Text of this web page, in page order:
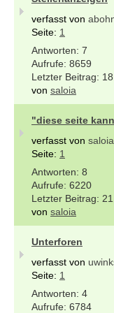
verfasst von
Seite: 1
7
8659
von saloia
"diese seite
verfasst von saloia
Seite: 1
8
6220
von saloia
Unterforen
verfasst von
Seite: 1
4
6784